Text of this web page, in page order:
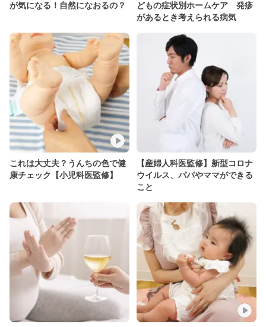
が気になる！自然になおるの？
どもの症状別ホームケア 発疹
があるとき考えられる病気
これは大丈夫？うんちの色で健
康チェック【小児科医監修】
【産婦人科医監修】新型コロナ
ウイルス、パパやママができる
こと